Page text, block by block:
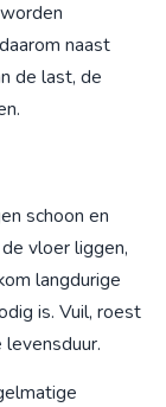
naast
de last, de
schoon en
vloer liggen,
langdurige
is. Vuil, roest
levensduur.